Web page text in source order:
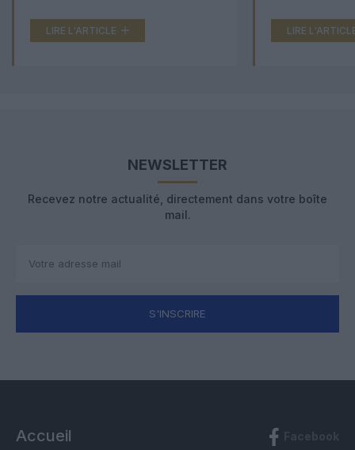
LIRE L'ARTICLE LIRE
NEWSLETTER
Recevez notre actualité, directement dans votre boîte
mail.
S'INSCRIRE
Accueil